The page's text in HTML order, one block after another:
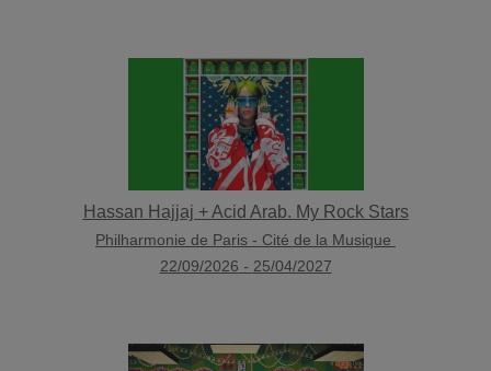
Hassan Hajjaj + Acid Arab. My Rock Stars
Philharmonie de Paris - Cité de la Musique
22/09/2026 - 25/04/2027